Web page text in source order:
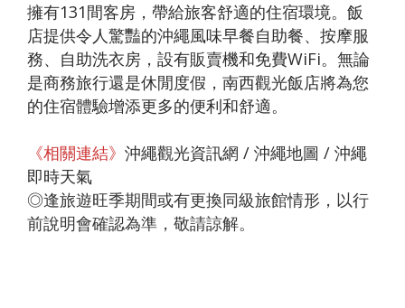
擁有131間客房，帶給旅客舒適的住宿環境。飯
店提供令人驚豔的沖繩風味早餐自助餐、按摩服
務、自助洗衣房，設有販賣機和免費WiFi。無論
是商務旅行還是休閒度假，南西觀光飯店將為您
的住宿體驗增添更多的便利和舒適。
《相關連結》 沖繩觀光資訊網 / 沖繩地圖 / 沖繩
即時天氣
◎逢旅遊旺季期間或有更換同級旅館情形，以行
前說明會確認為準，敬請諒解。